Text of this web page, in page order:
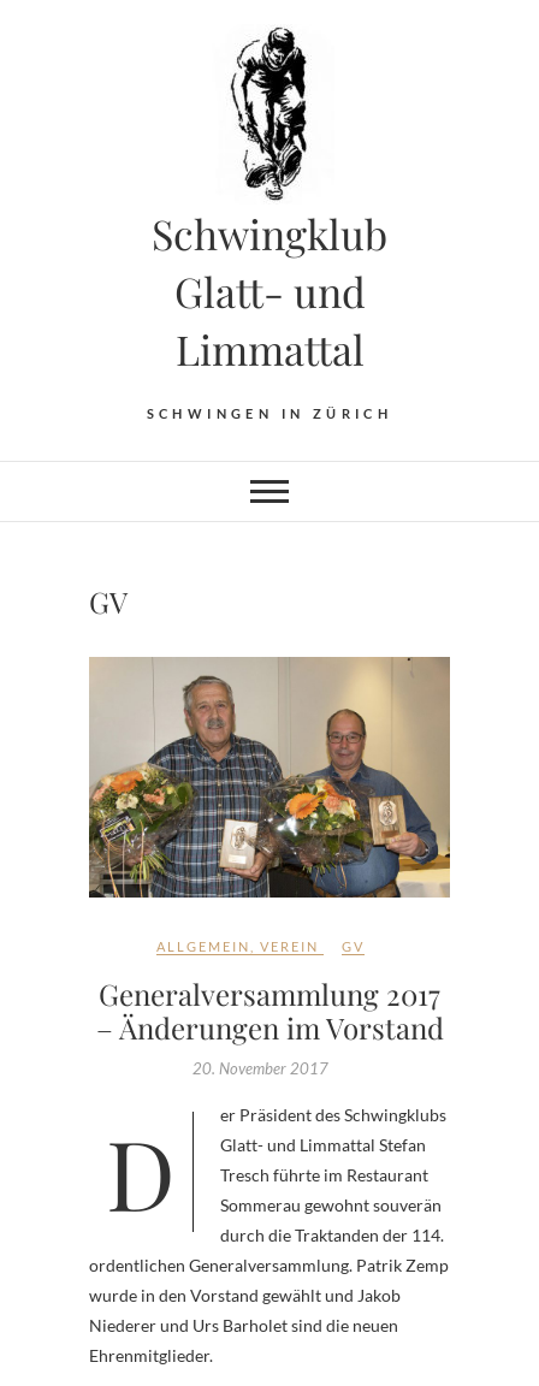
Schwingklub
Glatt- und
Limmattal
SCHWINGEN IN ZÜRICH
GV
ALLGEMEIN VEREIN GV
Generalversammlung 2017
– Änderungen im Vorstand
20. November 2017
Der Präsident des Schwingklubs
Glatt- und Limmattal Stefan
Tresch führte im Restaurant
Sommerau gewohnt souverän
durch die Traktanden der 114.
ordentlichen Generalversammlung. Patrik Zemp
wurde in den Vorstand gewählt und Jakob
Niederer und Urs Barholet sind die neuen
Ehrenmitglieder.